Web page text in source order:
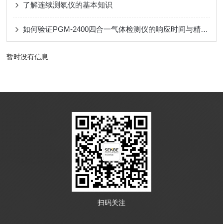
了解连续测氡仪的基本知识
如何验证PGM-2400四合一气体检测仪的响应时间与精度？
暂时没有信息
扫码关注